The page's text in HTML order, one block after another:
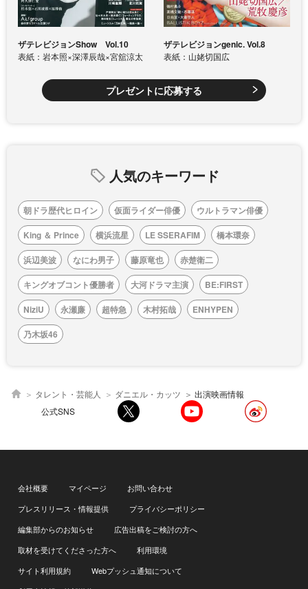
ザテレビジョンShow Vol.10
表紙：岩本照×深澤辰哉×宮舘涼太
ザテレビジョンgenic. Vol.8
表紙：山姥切国広
プレゼントに応募する
人気のキーワード
朝ドラ歴代ヒロイン 仮面ライダー俳優
ウルトラマン俳優
King ＆ Prince
横浜流星 LE SSERAFIM
橋本環奈
浜辺美波
なにわ男子 藤原竜也
赤楚衛二
キングオブコント優勝者
大河ドラマ主演
BE:FIRST
NiziU
永瀬廉 超特急 木村拓哉
ENHYPEN
乃木坂46
タレント・芸能人 ダニエル・カッツ
出演映画情報
公式SNS
会社概要 マイページ
お問い合わせ
プレスリリース・情報提供
プライバシーポリシー
編集部からのお知らせ
広告出稿をご検討の方へ
取材を受けてくださった方へ
利用環境
サイト利用規約
Webプッシュ通知について